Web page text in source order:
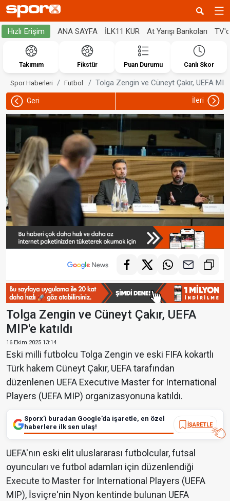
Hızlı Erişim ANA SAYFA İLK11 KUR At Yarışı Bankoları
Takımım Fikstür Puan Durumu Canlı Skor
Spor Haberleri Futbol Tolga Zengin ve Cüneyt Çakır, UEFA
Geri İleri
Tolga Zengin ve Cüneyt Çakır, UEFA
MIP'e katıldı
16 Ekim 2025 13:14
Eski milli futbolcu Tolga Zengin ve eski FIFA kokartlı
Türk hakem Cüneyt Çakır, UEFA tarafından
düzenlenen UEFA Executive Master for International
Players (UEFA MIP) organizasyonuna katıldı.
Sporx’i buradan Google’da işaretle, en özel
haberlere ilk sen ulaş!
İŞARETLE
UEFA'nın eski elit uluslararası futbolcular, futsal
oyuncuları ve futbol adamları için düzenlendiği
Execute to Master for International Players (UEFA
MIP), İsviçre'nin Nyon kentinde bulunan UEFA